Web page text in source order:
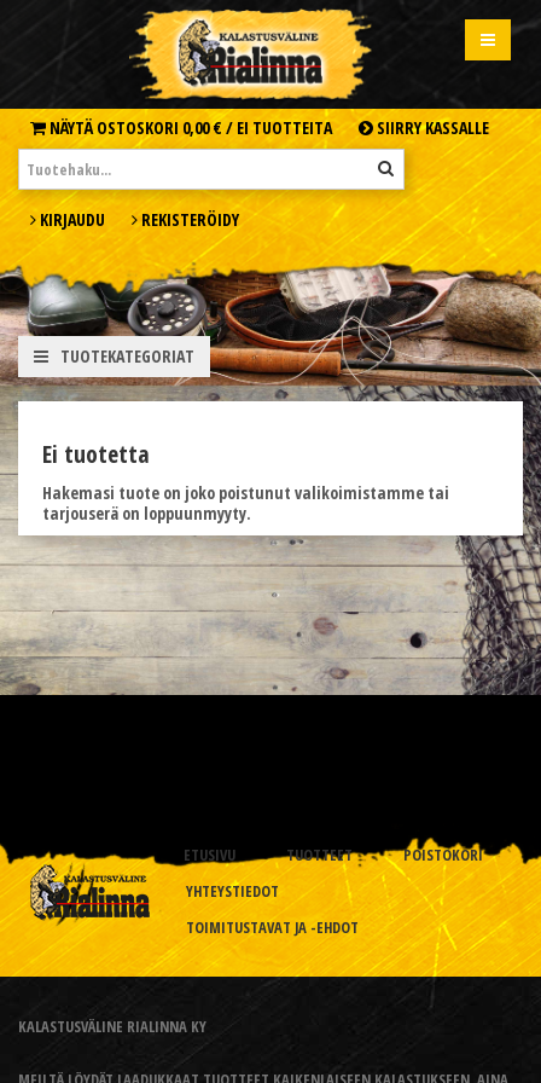
NÄYTÄ OSTOSKORI 0,00 € / EI TUOTTEITA SIIRRY KASSALLE
KIRJAUDU REKISTERÖIDY
TUOTEKATEGORIAT
Ei tuotetta
Hakemasi tuote on joko poistunut valikoimistamme tai
tarjouserä on loppuunmyyty.
ETUSIVU TUOTTEET
POISTOKORI
YHTEYSTIEDOT
TOIMITUSTAVAT JA -EHDOT
KALASTUSVÄLINE RIALINNA KY